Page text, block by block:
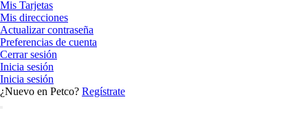
Mis Tarjetas
Mis direcciones
Actualizar contraseña
Preferencias de cuenta
Cerrar sesión
Inicia sesión
Inicia sesión
¿Nuevo en Petco? Regístrate